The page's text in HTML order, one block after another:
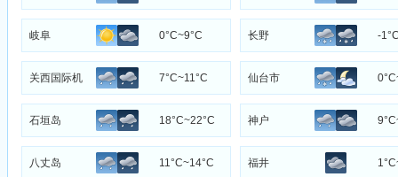
岐阜 0°C~9°C 长野 -
关西国际机 7°C~11°C 仙台市
石垣岛 18°C~22°C 神户
八丈岛 11°C~14°C 福井